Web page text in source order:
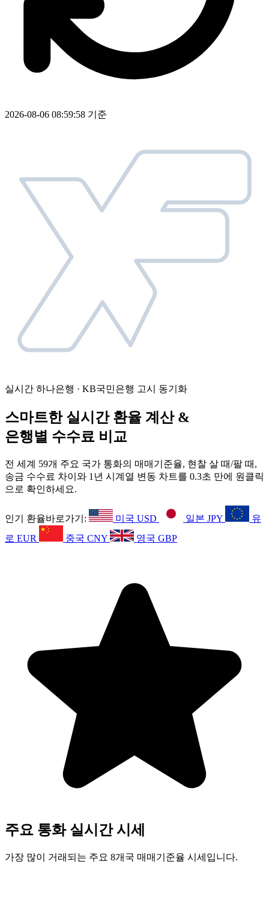
2026-08-06 08:59:58 기준
실시간 하나은행 · KB국민은행 고시 동기화
스마트한 실시간 환율 계산 &
은행별 수수료 비교
전 세계 59개 주요 국가 통화의 매매기준율, 현찰 살 때/팔 때,
송금 수수료 차이와 1년 시계열 변동 차트를 0.3초 만에 원클릭
으로 확인하세요.
인기 환율바로가기: 미국 USD 일본 JPY
유
로 EUR
중국 CNY 영국 GBP
주요 통화 실시간 시세
가장 많이 거래되는 주요 8개국 매매기준율 시세입니다.